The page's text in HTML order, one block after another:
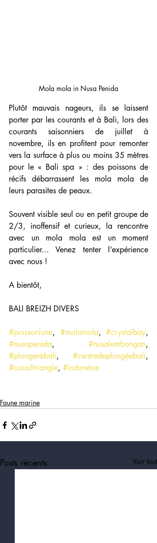
Mola mola in Nusa Penida
Plutôt mauvais nageurs, ils se laissent
porter par les courants et à Bali, lors des
courants saisonniers de juillet à
novembre, ils en profitent pour remonter
vers la surface à plus ou moins 35 mètres
pour le « Bali spa » : des poissons de
récifs débarrassent les mola mola de
leurs parasites de peaux.
Souvent visible seul ou en petit groupe de
2/3, inoffensif et curieux, la rencontre
avec un mola mola est un moment
particulier… Venez tenter l’expérience
avec nous !
A bientôt,
BALI BREIZH DIVERS
#poissonlune, #molamola, #crystalbay
#nusapenida, #nusalembongan
#plongeràbali, #centredeplongéebali
#corailtriangle, #indonésie
Faune marine
Posts récents Voir tout